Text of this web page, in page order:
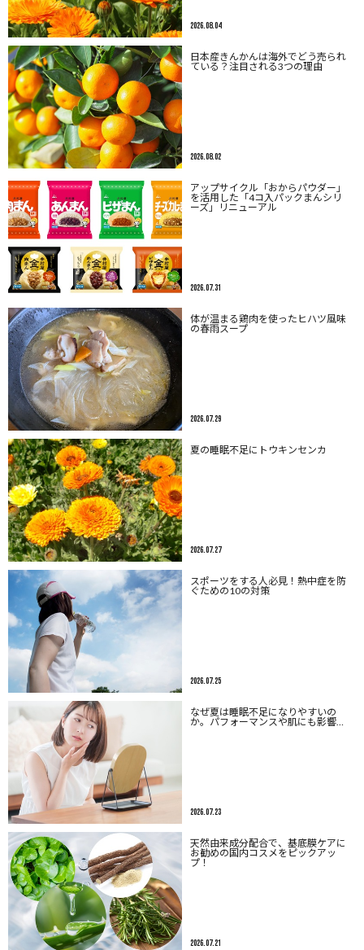
2026.08.04
日本産きんかんは海外でどう売られ
ている？注目される3つの理由
2026.08.02
アップサイクル「おからパウダー」
を活用した「4コ入パックまんシリ
ーズ」リニューアル
2026.07.31
体が温まる鶏肉を使ったヒハツ風味
の春雨スープ
2026.07.29
夏の睡眠不足にトウキンセンカ
2026.07.27
スポーツをする人必見！熱中症を防
ぐための10の対策
2026.07.25
なぜ夏は睡眠不足になりやすいの
か。パフォーマンスや肌にも影響…
2026.07.23
天然由来成分配合で、基底膜ケアに
お勧めの国内コスメをピックアッ
プ！
2026.07.21